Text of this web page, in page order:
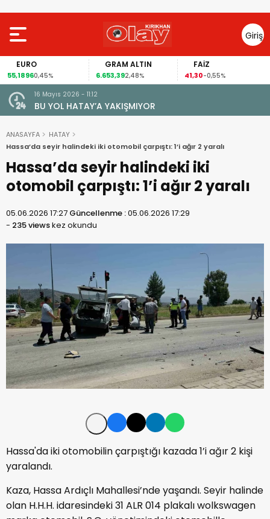
Giriş
Yap
EURO
55,18960,45%
GRAM ALTIN
6.653,392,48%
FAİZ
41,30-0,55%
Amik
16 Mayıs 2026 - 11:12
BU YOL HATAY’A YAKIŞMIYOR
ANASAYFA
HATAY
Hassa’da seyir halindeki iki otomobil çarpıştı: 1’i ağır 2 yaralı
Hassa’da seyir halindeki iki
otomobil çarpıştı: 1’i ağır 2 yaralı
05.06.2026 17:27 Güncellenme :05.06.2026 17:29
- 235 viewskez okundu
Hassa'da iki otomobilin çarpıştığı kazada 1’i ağır 2 kişi
yaralandı.
Kaza, Hassa Ardıçlı Mahallesi’nde yaşandı. Seyir halinde
olan H.H.H. idaresindeki 31 ALR 014 plakalı wolkswagen